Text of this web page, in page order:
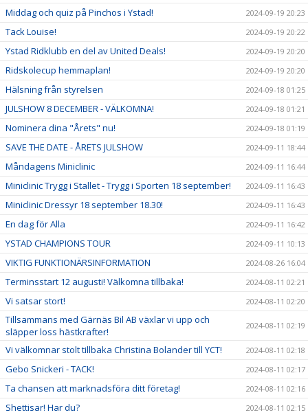
Middag och quiz på Pinchos i Ystad! 2024-09-19 20:23
Tack Louise! 2024-09-19 20:22
Ystad Ridklubb en del av United Deals! 2024-09-19 20:20
Ridskolecup hemmaplan! 2024-09-19 20:20
Hälsning från styrelsen 2024-09-18 01:25
JULSHOW 8 DECEMBER - VÄLKOMNA! 2024-09-18 01:21
Nominera dina "Årets" nu! 2024-09-18 01:19
SAVE THE DATE - ÅRETS JULSHOW 2024-09-11 18:44
Måndagens Miniclinic 2024-09-11 16:44
Miniclinic Trygg i Stallet - Trygg i Sporten 18 september! 2024-09-11 16:43
Miniclinic Dressyr 18 september 18.30! 2024-09-11 16:43
En dag för Alla 2024-09-11 16:42
YSTAD CHAMPIONS TOUR 2024-09-11 10:13
VIKTIG FUNKTIONÄRSINFORMATION 2024-08-26 16:04
Terminsstart 12 augusti! Välkomna tillbaka! 2024-08-11 02:21
Vi satsar stort! 2024-08-11 02:20
Tillsammans med Gärnäs Bil AB växlar vi upp och
släpper loss hästkrafter!
2024-08-11 02:19
Vi välkomnar stolt tillbaka Christina Bolander till YCT! 2024-08-11 02:18
Gebo Snickeri - TACK! 2024-08-11 02:17
Ta chansen att marknadsföra ditt företag! 2024-08-11 02:16
Shettisar! Har du? 2024-08-11 02:15